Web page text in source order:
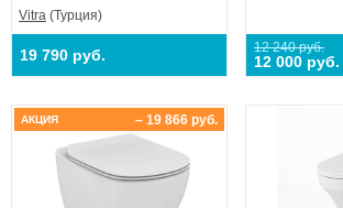
Vitra (Турция)
19 790 руб. 12 240 руб.
12 000 руб.
– 19 866 руб.
АКЦИЯ